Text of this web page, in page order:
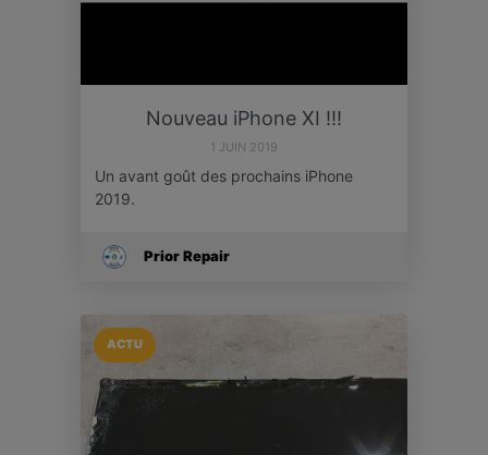
Nouveau iPhone XI !!!
1 JUIN 2019
Un avant goût des prochains iPhone
2019.
Prior Repair
ACTU